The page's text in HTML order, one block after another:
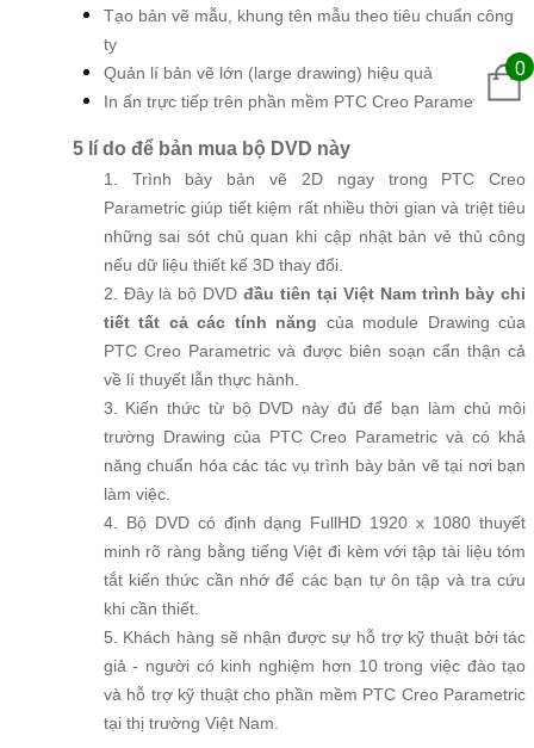
0
Tạo bản vẽ mẫu, khung tên mẫu theo tiêu chuẩn công
ty
Quản lí bản vẽ lớn (large drawing) hiệu quả
In ấn trực tiếp trên phần mềm PTC Creo Parametric.
5 lí do để bản mua bộ DVD này
1. Trình bày bản vẽ 2D ngay trong PTC Creo
Parametric giúp tiết kiệm rất nhiều thời gian và triệt tiêu
những sai sót chủ quan khi cập nhật bản vẻ thủ công
nếu dữ liệu thiết kế 3D thay đổi.
2. Đây là bộ DVD đầu tiên tại Việt Nam trình bày chi
tiết tất cả các tính năng của module Drawing của
PTC Creo Parametric và được biên soạn cẩn thận cả
về lí thuyết lẫn thực hành.
3. Kiến thức từ bộ DVD này đủ để bạn làm chủ môi
trường Drawing của PTC Creo Parametric và có khả
năng chuẩn hóa các tác vụ trình bày bản vẽ tại nơi bạn
làm việc.
4. Bộ DVD có định dạng FullHD 1920 x 1080 thuyết
minh rõ ràng bằng tiếng Việt đi kèm với tập tài liệu tóm
tắt kiến thức cần nhớ để các bạn tự ôn tập và tra cứu
khi cần thiết.
5. Khách hàng sẽ nhận được sự hỗ trợ kỹ thuật bởi tác
giả - người có kinh nghiệm hơn 10 trong việc đào tạo
và hỗ trợ kỹ thuật cho phần mềm PTC Creo Parametric
tại thị trường Việt Nam.